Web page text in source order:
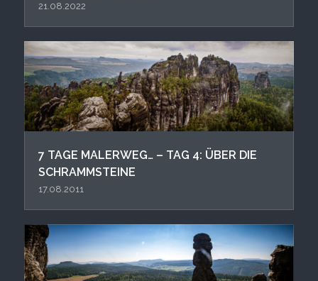
21.08.2022
7 TAGE MALERWEG… – TAG 4: ÜBER DIE
SCHRAMMSTEINE
17.08.2011